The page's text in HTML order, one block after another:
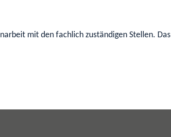
mit den fachlich zuständigen Stellen. Das